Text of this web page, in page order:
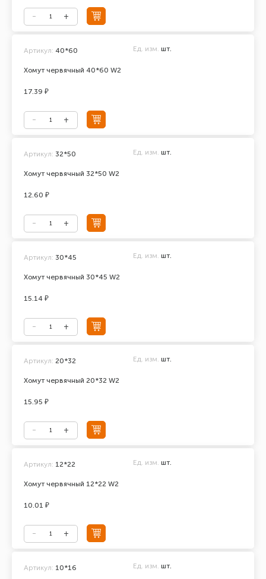
Хомут червячный 40*60 W2
Артикул: 40*60 Ед. изм. шт.
17.39 ₽
Хомут червячный 32*50 W2
Артикул: 32*50 Ед. изм. шт.
12.60 ₽
Хомут червячный 30*45 W2
Артикул: 30*45 Ед. изм. шт.
15.14 ₽
Хомут червячный 20*32 W2
Артикул: 20*32 Ед. изм. шт.
15.95 ₽
Хомут червячный 12*22 W2
Артикул: 12*22 Ед. изм. шт.
10.01 ₽
Артикул: 10*16 Ед. изм. шт.